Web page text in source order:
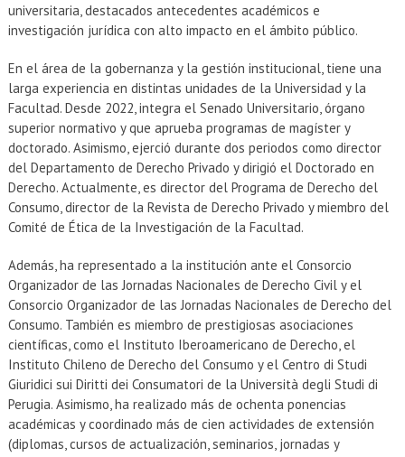
universitaria, destacados antecedentes académicos e
investigación jurídica con alto impacto en el ámbito público.
En el área de la gobernanza y la gestión institucional, tiene una
larga experiencia en distintas unidades de la Universidad y la
Facultad. Desde 2022, integra el Senado Universitario, órgano
superior normativo y que aprueba programas de magíster y
doctorado. Asimismo, ejerció durante dos periodos como director
del Departamento de Derecho Privado y dirigió el Doctorado en
Derecho. Actualmente, es director del Programa de Derecho del
Consumo, director de la Revista de Derecho Privado y miembro del
Comité de Ética de la Investigación de la Facultad.
Además, ha representado a la institución ante el Consorcio
Organizador de las Jornadas Nacionales de Derecho Civil y el
Consorcio Organizador de las Jornadas Nacionales de Derecho del
Consumo. También es miembro de prestigiosas asociaciones
científicas, como el Instituto Iberoamericano de Derecho, el
Instituto Chileno de Derecho del Consumo y el Centro di Studi
Giuridici sui Diritti dei Consumatori de la Università degli Studi di
Perugia. Asimismo, ha realizado más de ochenta ponencias
académicas y coordinado más de cien actividades de extensión
(diplomas, cursos de actualización, seminarios, jornadas y